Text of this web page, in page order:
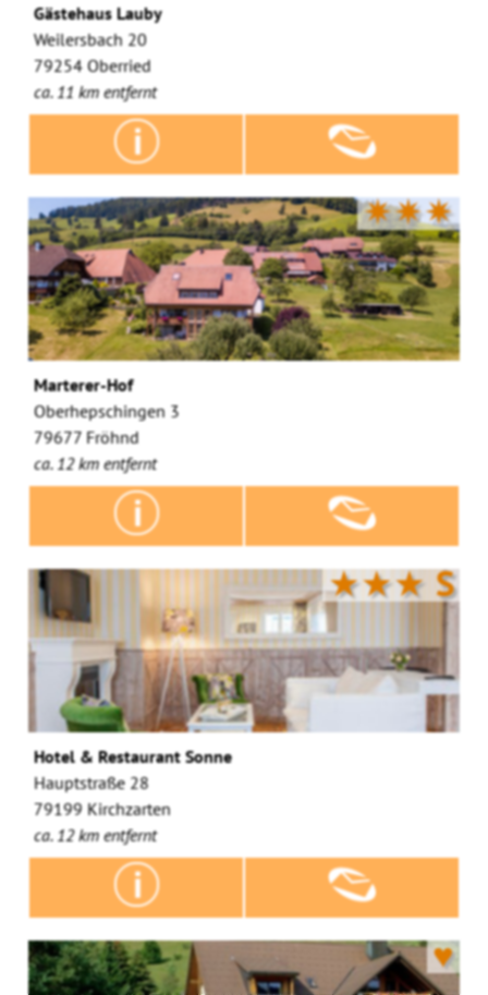
Gästehaus Lauby
Weilersbach 20
79254 Oberried
ca. 11 km entfernt
✷✷✷
Marterer-Hof
Oberhepschingen 3
79677 Fröhnd
ca. 12 km entfernt
★★★S
Hotel & Restaurant Sonne
Hauptstraße 28
79199 Kirchzarten
ca. 12 km entfernt
♥